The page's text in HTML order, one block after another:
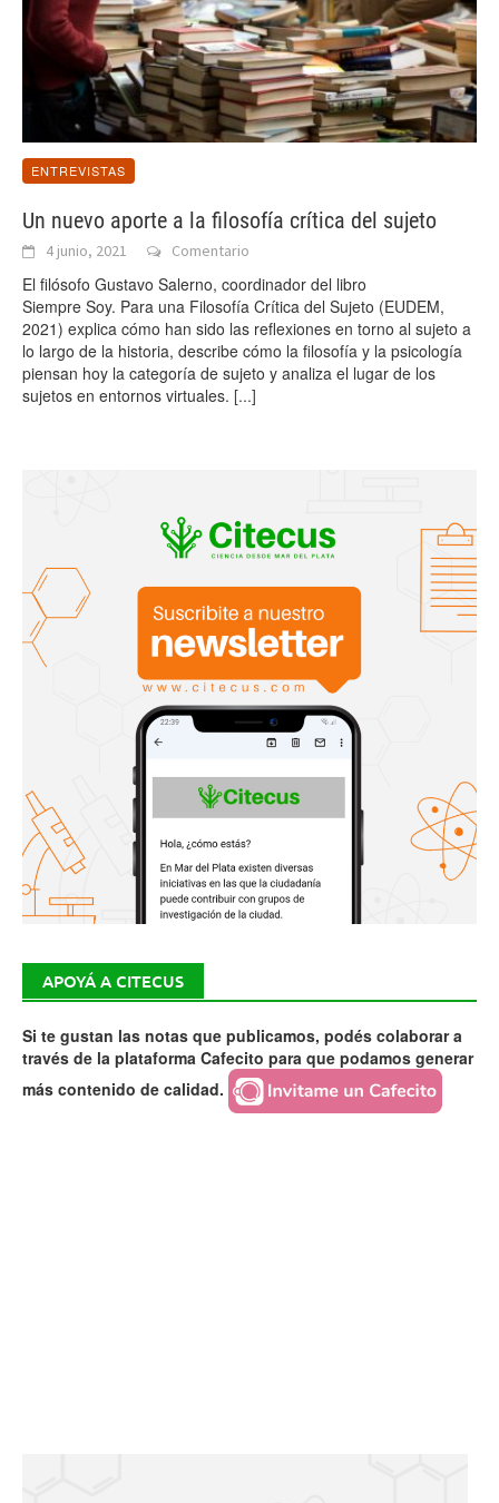
ENTREVISTAS
Un nuevo aporte a la filosofía crítica del sujeto
4 junio, 2021 Comentario
El filósofo Gustavo Salerno, coordinador del libro
Siempre Soy. Para una Filosofía Crítica del Sujeto (EUDEM,
2021) explica cómo han sido las reflexiones en torno al sujeto a
lo largo de la historia, describe cómo la filosofía y la psicología
piensan hoy la categoría de sujeto y analiza el lugar de los
sujetos en entornos virtuales. [...]
APOYÁ A CITECUS
Si te gustan las notas que publicamos, podés colaborar a
través de la plataforma Cafecito para que podamos generar
más contenido de calidad.